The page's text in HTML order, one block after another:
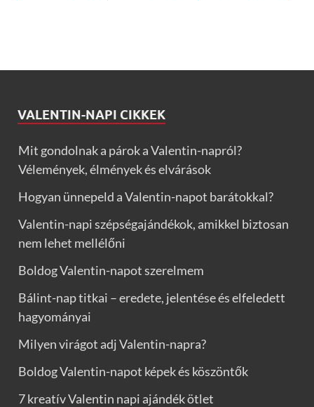
VALENTIN-NAPI CIKKEK
Mit gondolnak a párok a Valentin-napról?
Vélemények, élmények és elvárások
Hogyan ünnepeld a Valentin-napot barátokkal?
Valentin-napi szépségajándékok, amikkel biztosan
nem lehet mellélőni
Boldog Valentin-napot szerelmem
Bálint-nap titkai – eredete, jelentése és elfeledett
hagyományai
Milyen virágot adj Valentin-napra?
Boldog Valentin-napot képek és köszöntők
7 kreatív Valentin napi ajándék ötlet